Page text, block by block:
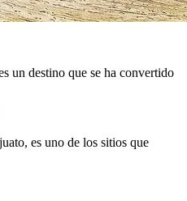
un destino que se ha convertido
es uno de los sitios que